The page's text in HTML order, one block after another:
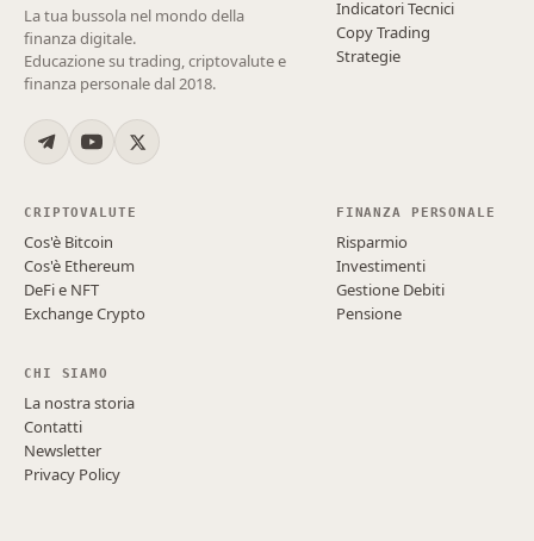
La tua bussola nel mondo della
finanza digitale.
Educazione su trading, criptovalute e
finanza personale dal 2018.
Indicatori Tecnici
Copy Trading
Strategie
CRIPTOVALUTE
Cos'è Bitcoin
Cos'è Ethereum
DeFi e NFT
Exchange Crypto
FINANZA PERSONALE
Risparmio
Investimenti
Gestione Debiti
Pensione
CHI SIAMO
La nostra storia
Contatti
Newsletter
Privacy Policy